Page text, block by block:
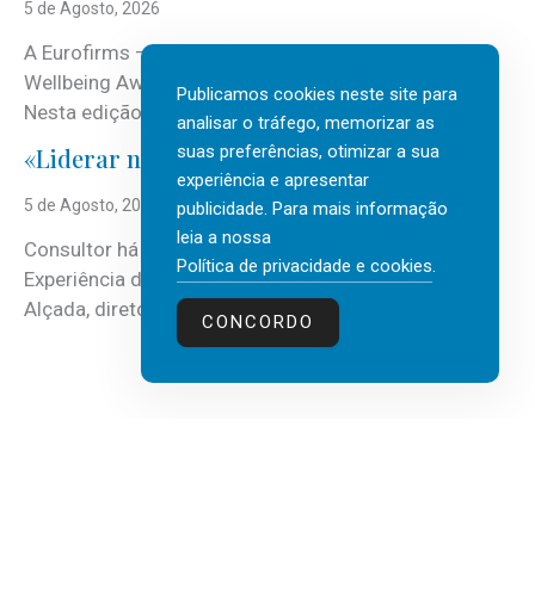
5 de Agosto, 2026
A Eurofirms – People first está de regresso aos
Wellbeing Awards, integrando o Top Wellbeing 2026.
Nesta edição, a multinacional...
«Liderar não é um talento místico.»
5 de Agosto, 2026
Consultor há mais de três décadas nas áreas de
Experiência do Cliente, Vendas e Liderança, Manuel
Alçada, diretor executivo da...
Publicamos cookies neste site para
analisar o tráfego, memorizar as
suas preferências, otimizar a sua
experiência e apresentar
publicidade. Para mais informação
leia a nossa
Política de privacidade e cookies.
CONCORDO